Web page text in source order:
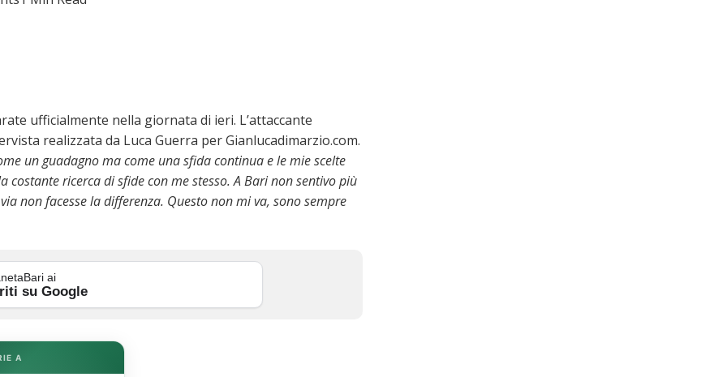
ufficialmente nella giornata di ieri. L’attaccante
realizzata da Luca Guerra per Gianlucadimarzio.com.
un guadagno ma come una sfida continua e le mie scelte
ricerca di sfide con me stesso. A Bari non sentivo più
non facesse la differenza. Questo non mi va, sono sempre
ai
su Google
A